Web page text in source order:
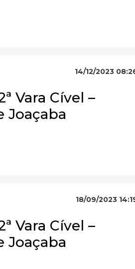
14/12/2023
Vara Cível –
Joaçaba
18/09/2023
Vara Cível –
Joaçaba